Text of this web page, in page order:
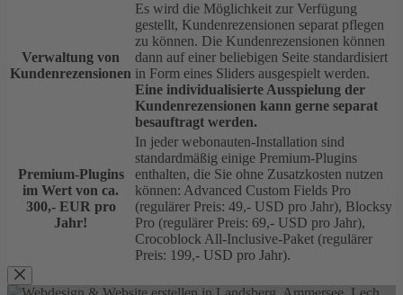
Verwaltung von
Kundenrezensionen
Es wird die Möglichkeit zur Verfügung
gestellt, Kundenrezensionen separat pflegen
zu können. Die Kundenrezensionen können
dann auf einer beliebigen Seite standardisiert
in Form eines Sliders ausgespielt werden.
Eine individualisierte Ausspielung der
Kundenrezensionen kann gerne separat
besauftragt werden.
Premium-Plugins
im Wert von ca.
300,- EUR pro
Jahr!
In jeder webonauten-Installation sind
standardmäßig einige Premium-Plugins
enthalten, die Sie ohne Zusatzkosten nutzen
können: Advanced Custom Fields Pro
(regulärer Preis: 49,- USD pro Jahr), Blocksy
Pro (regulärer Preis: 69,- USD pro Jahr),
Crocoblock All-Inclusive-Paket (regulärer
Preis: 199,- USD pro Jahr).